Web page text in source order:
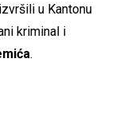
u Kantonu
kriminal i
.